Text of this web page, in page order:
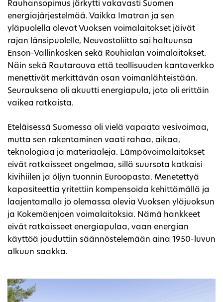
Rauhansopimus järkytti vakavasti Suomen
energiajärjestelmää. Vaikka Imatran ja sen
yläpuolella olevat Vuoksen voimalaitokset jäivät
rajan länsipuolelle, Neuvostoliitto sai haltuunsa
Enson-Vallinkosken sekä Rouhialan voimalaitokset.
Näin sekä Rautarouva että teollisuuden kantaverkko
menettivät merkittävän osan voimanlähteistään.
Seurauksena oli akuutti energiapula, jota oli erittäin
vaikea ratkaista.
Eteläisessä Suomessa oli vielä vapaata vesivoimaa,
mutta sen rakentaminen vaati rahaa, aikaa,
teknologiaa ja materiaaleja. Lämpövoimalaitokset
eivät ratkaisseet ongelmaa, sillä suursota katkaisi
kivihiilen ja öljyn tuonnin Euroopasta. Menetettyä
kapasiteettia yritettiin kompensoida kehittämällä ja
laajentamalla jo olemassa olevia Vuoksen yläjuoksun
ja Kokemäenjoen voimalaitoksia. Nämä hankkeet
eivät ratkaisseet energiapulaa, vaan energian
käyttöä jouduttiin säännöstelemään aina 1950-luvun
alkuun saakka.